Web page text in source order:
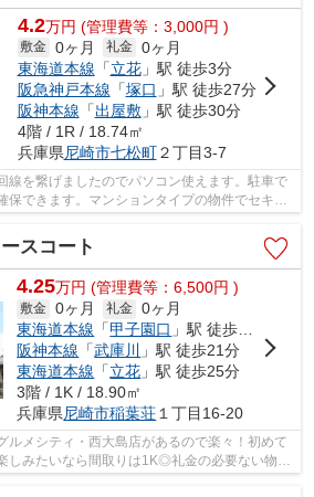
4.2万円 (管理費等：3,000円 )
敷金 0ヶ月 礼金 0ヶ月
東海道本線 「立花」駅 徒歩3分
阪急神戸本線 「塚口 」駅 徒歩27分
阪神本線 「出屋敷」駅 徒歩30分
4階 / 1R / 18.74㎡
兵庫県尼崎市七松町２丁目3-7
線を繋げましたのでパソコン使えます。駐車で
保できます。マンションタイプの物件でセキュ
。畳よりも傷がつきに...
スコート
4.25万円 (管理費等：6,500円 )
敷金 0ヶ月 礼金 0ヶ月
東海道本線 「甲子園口 」駅 徒歩21分
阪神本線 「武庫川
」駅 徒歩21分
東海道本線 「立花 」駅 徒歩25分
3階 / 1K / 18.90㎡
兵庫県尼崎市稲葉荘１丁目16-20
ルメシティ・西大島店があるので楽々！初めて
しみたいなら間取りは1K◎礼金の必要ない物件